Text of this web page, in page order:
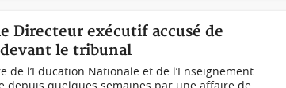
Directeur exécutif accusé de
le tribunal
l’Education Nationale et de l’Enseignement